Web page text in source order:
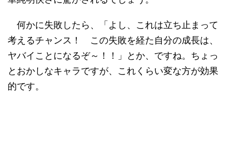
何かに失敗したら、「よし、これは立ち止まって
考えるチャンス！ この失敗を経た自分の成長は、
ヤバイことになるぞ～！！」とか、ですね。ちょっ
とおかしなキャラですが、これくらい変な方が効果
的です。